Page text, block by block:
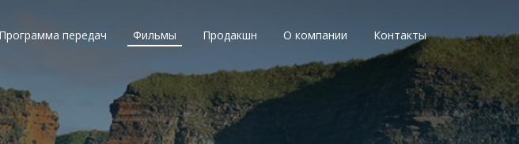
Программа передач Фильмы Продакшн О компании Контакты